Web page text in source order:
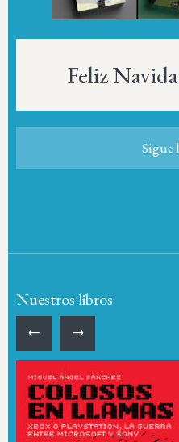
Feliz
Sigue
Nuestros libros
← →